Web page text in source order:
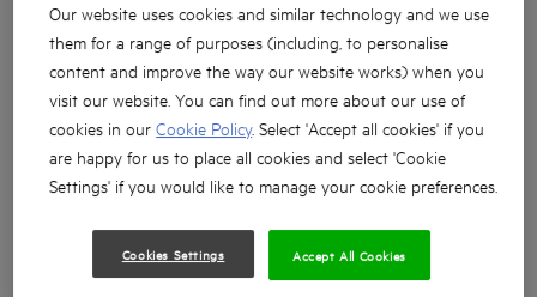
Výkonné multifunkční nářadí s úhlem oscilace 3,6° a
rychlé a efektivní řezy při různých aplikacích.
Ideální na mnoho náročných aplikací. Zaručí snadné
Our website uses cookies and similar technology and we use
them for a range of purposes (including, to personalise
content and improve the way our website works) when you
visit our website. You can find out more about our use of
cookies in ourCookie Policy. Select 'Accept all cookies' if you
are happy for us to place all cookies and select 'Cookie
Settings' if you would like to manage your cookie preferences.
Cookies Settings Accept All Cookies